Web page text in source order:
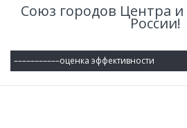
Союз городов Центра
России!